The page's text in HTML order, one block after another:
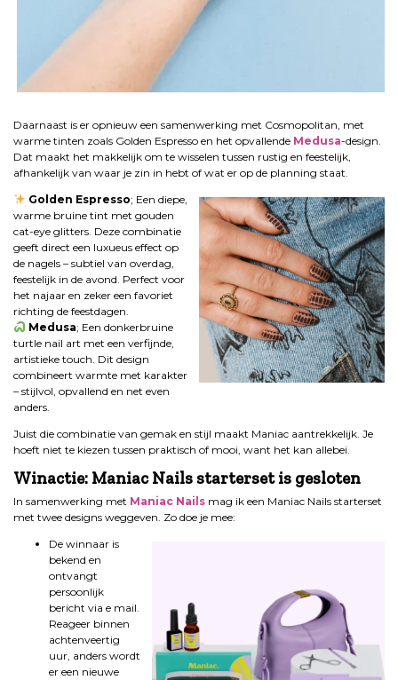
Daarnaast is er opnieuw een samenwerking met Cosmopolitan, met
warme tinten zoals Golden Espresso en het opvallende Medusa-design.
Dat maakt het makkelijk om te wisselen tussen rustig en feestelijk,
afhankelijk van waar je zin in hebt of wat er op de planning staat.
Golden Espresso; Een diepe,
warme bruine tint met gouden
cat-eye glitters. Deze combinatie
geeft direct een luxueus effect op
de nagels – subtiel van overdag,
feestelijk in de avond. Perfect voor
het najaar en zeker een favoriet
richting de feestdagen.
Medusa; Een donkerbruine
turtle nail art met een verfijnde,
artistieke touch. Dit design
combineert warmte met karakter
– stijlvol, opvallend en net even
anders.
Juist die combinatie van gemak en stijl maakt Maniac aantrekkelijk. Je
hoeft niet te kiezen tussen praktisch of mooi, want het kan allebei.
Winactie: Maniac Nails starterset is gesloten
In samenwerking met Maniac Nails mag ik een Maniac Nails starterset
met twee designs weggeven. Zo doe je mee:
De winnaar is
bekend en
ontvangt
persoonlijk
bericht via e mail.
Reageer binnen
achtenveertig
uur, anders wordt
er een nieuwe